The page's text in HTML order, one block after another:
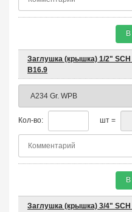
В
Заглушка (крышка) 1/2" SCH
B16.9
Кол-во: шт =
В
Заглушка (крышка) 3/4" SCH